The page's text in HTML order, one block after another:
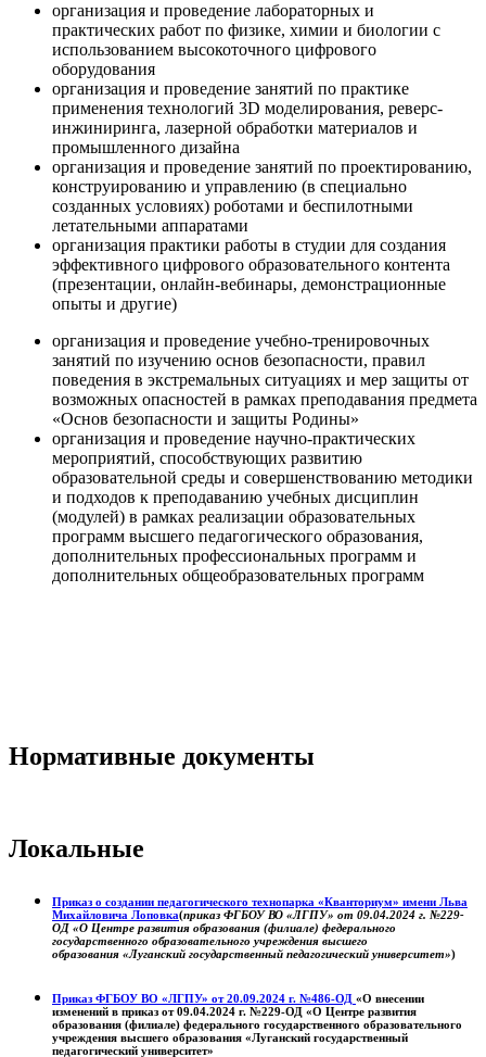
организация и проведение лабораторных и
практических работ по физике, химии и биологии с
использованием высокоточного цифрового
оборудования
организация и проведение занятий по практике
применения технологий 3D моделирования, реверс-
инжиниринга, лазерной обработки материалов и
промышленного дизайна
организация и проведение занятий по проектированию,
конструированию и управлению (в специально
созданных условиях) роботами и беспилотными
летательными аппаратами
организация практики работы в студии для создания
эффективного цифрового образовательного контента
(презентации, онлайн-вебинары, демонстрационные
опыты и другие)
организация и проведение учебно-тренировочных
занятий по изучению основ безопасности, правил
поведения в экстремальных ситуациях и мер защиты от
возможных опасностей в рамках преподавания предмета
«Основ безопасности и защиты Родины»
организация и проведение научно-практических
мероприятий, способствующих развитию
образовательной среды и совершенствованию методики
и подходов к преподаванию учебных дисциплин
(модулей) в рамках реализации образовательных
программ высшего педагогического образования,
дополнительных профессиональных программ и
дополнительных общеобразовательных программ
Нормативные документы
Локальные
Приказ о создании педагогического технопарка «Кванториум» имени Льва
Михайловича Лоповка(приказ ФГБОУ ВО «ЛГПУ» от 09.04.2024 г. №229-
ОД «О Центре развития образования (филиале) федерального
государственного образовательного учреждения высшего
образования «Луганский государственный педагогический университет»)
Приказ ФГБОУ ВО «ЛГПУ» от 20.09.2024 г. №486-ОД «О внесении
изменений в приказ от 09.04.2024 г. №229-ОД «О Центре развития
образования (филиале) федерального государственного образовательного
учреждения высшего образования «Луганский государственный
педагогический университет»